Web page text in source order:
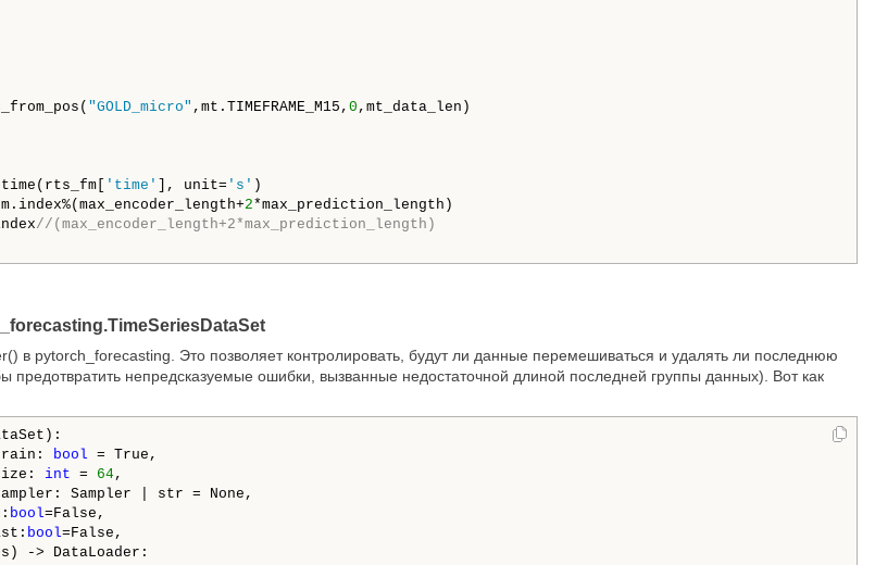
"GOLD_micro" ,mt.TIMEFRAME_M15, 0 ,mt_data_len)
'time' ], unit= 's' )
2*max_prediction_length)
//(max_encoder_length+2*max_prediction_length)
в pytorch_forecasting. Это позволяет контролировать, будут ли данные перемешиваться и удалять ли последнюю
предотвратить непредсказуемые ошибки, вызванные недостаточной длиной последней группы данных). Вот как
bool = True,
int = 64,
| str = None,
bool=False,
bool=False,